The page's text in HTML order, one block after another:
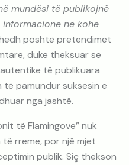
mundësi të publikojnë
në kohë
poshtë pretendimet
duke theksuar se
të publikuara
pamundur suksesin e
nga jashtë.
të Flamingove” nuk
rreme, por një mjet
publik. Siç thekson